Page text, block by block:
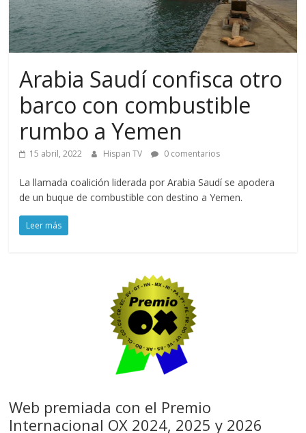
Arabia Saudí confisca otro
barco con combustible
rumbo a Yemen
15 abril, 2022 Hispan TV 0 comentarios
La llamada coalición liderada por Arabia Saudí se apodera
de un buque de combustible con destino a Yemen.
Leer más
Web premiada con el Premio
Internacional OX 2024, 2025 y 2026